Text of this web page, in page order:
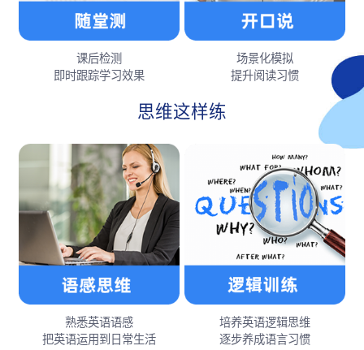
课后检测
即时跟踪学习效果
场景化模拟
提升阅读习惯
思维这样练
熟悉英语语感
把英语运用到日常生活
培养英语逻辑思维
逐步养成语言习惯